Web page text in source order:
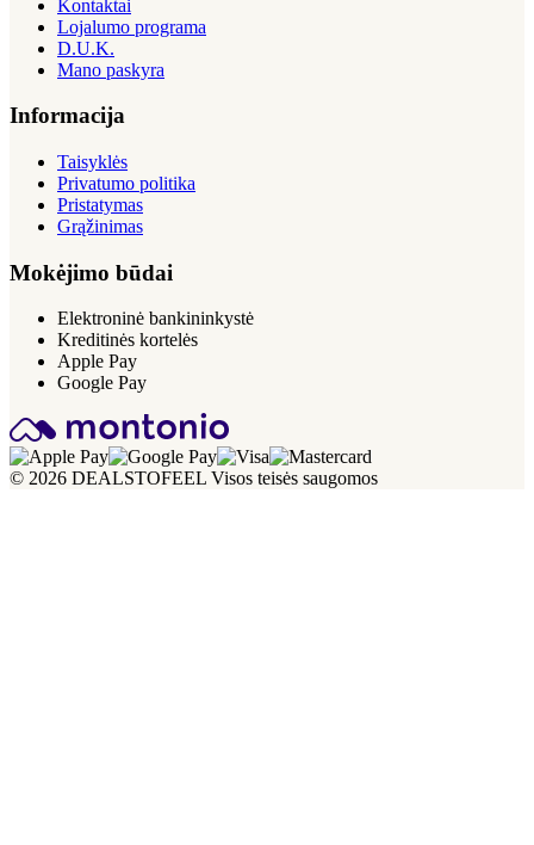
Kontaktai
Lojalumo programa
D.U.K.
Mano paskyra
Informacija
Taisyklės
Privatumo politika
Pristatymas
Grąžinimas
Mokėjimo būdai
Elektroninė bankininkystė
Kreditinės kortelės
Apple Pay
Google Pay
© 2026 DEALSTOFEEL Visos teisės saugomos